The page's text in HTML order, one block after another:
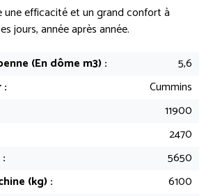
une efficacité et un grand confort à
jours, année après année.
(En dôme m3) :
5,6
:
Cummins
11900
2470
5650
(kg) :
6100